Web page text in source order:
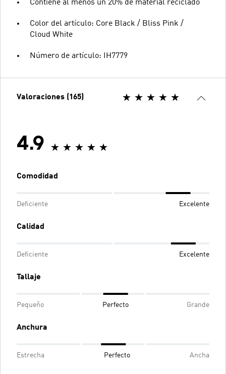
Contiene al menos un 20% de material reciclado
Color del artículo: Core Black / Bliss Pink /
Cloud White
Número de artículo: IH7779
Valoraciones (165)
4.9
Comodidad
Deficiente Excelente
Calidad
Deficiente Excelente
Tallaje
Pequeño Perfecto Grande
Anchura
Estrecha Perfecto Ancha